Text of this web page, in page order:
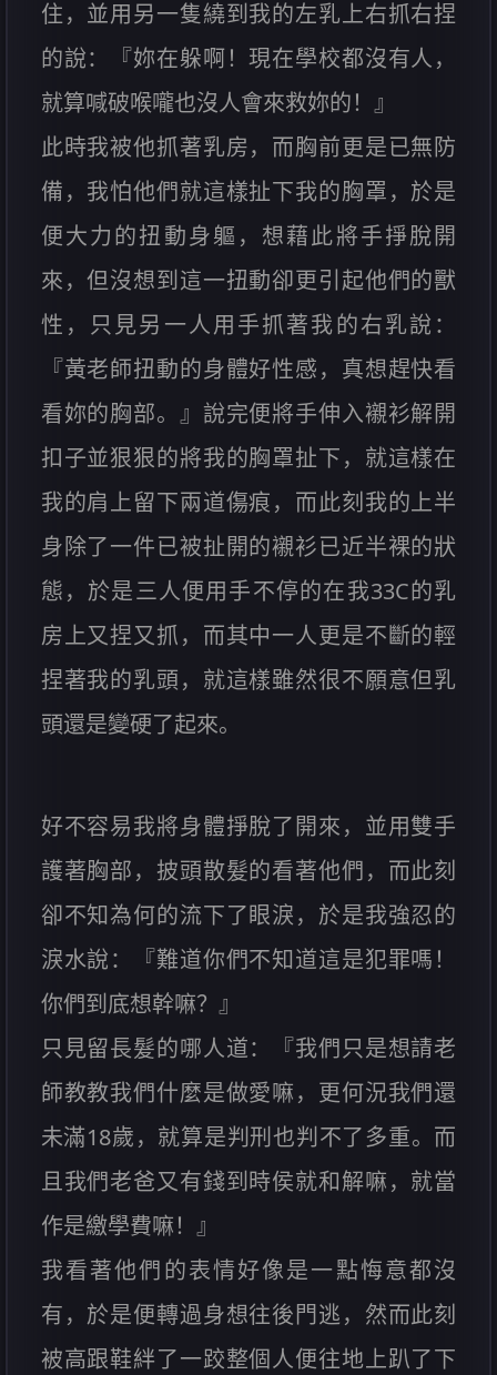
住，並用另一隻繞到我的左乳上右抓右捏
的說：『妳在躲啊！現在學校都沒有人，
就算喊破喉嚨也沒人會來救妳的！』
此時我被他抓著乳房，而胸前更是已無防
備，我怕他們就這樣扯下我的胸罩，於是
便大力的扭動身軀，想藉此將手掙脫開
來，但沒想到這一扭動卻更引起他們的獸
性，只見另一人用手抓著我的右乳說：
『黃老師扭動的身體好性感，真想趕快看
看妳的胸部。』說完便將手伸入襯衫解開
扣子並狠狠的將我的胸罩扯下，就這樣在
我的肩上留下兩道傷痕，而此刻我的上半
身除了一件已被扯開的襯衫已近半裸的狀
態，於是三人便用手不停的在我33C的乳
房上又捏又抓，而其中一人更是不斷的輕
捏著我的乳頭，就這樣雖然很不願意但乳
頭還是變硬了起來。
好不容易我將身體掙脫了開來，並用雙手
護著胸部，披頭散髮的看著他們，而此刻
卻不知為何的流下了眼淚，於是我強忍的
淚水說：『難道你們不知道這是犯罪嗎！
你們到底想幹嘛？』
只見留長髮的哪人道：『我們只是想請老
師教教我們什麼是做愛嘛，更何況我們還
未滿18歲，就算是判刑也判不了多重。而
且我們老爸又有錢到時侯就和解嘛，就當
作是繳學費嘛！』
我看著他們的表情好像是一點悔意都沒
有，於是便轉過身想往後門逃，然而此刻
被高跟鞋絆了一跤整個人便往地上趴了下